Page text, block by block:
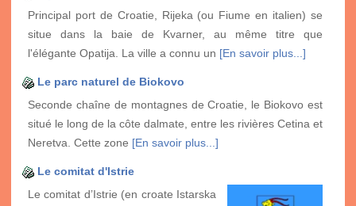
Principal port de Croatie, Rijeka (ou Fiume en italien) se
situe dans la baie de Kvarner, au même titre que
l'élégante Opatija. La ville a connu un [En savoir plus...]
Le parc naturel de Biokovo
Seconde chaîne de montagnes de Croatie, le Biokovo est
situé le long de la côte dalmate, entre les rivières Cetina et
Neretva. Cette zone [En savoir plus...]
Le comitat d'Istrie
Le comitat d’Istrie (en croate Istarska